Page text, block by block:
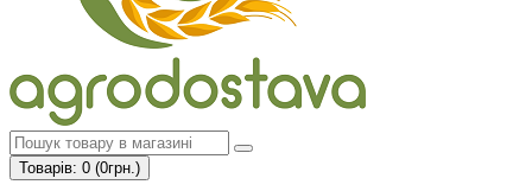
Товарів: 0 (0грн.)